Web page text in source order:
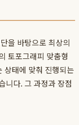
을 바탕으로 최상의
토포그래피 맞춤형
상태에 맞춰 진행되는
니다. 그 과정과 장점